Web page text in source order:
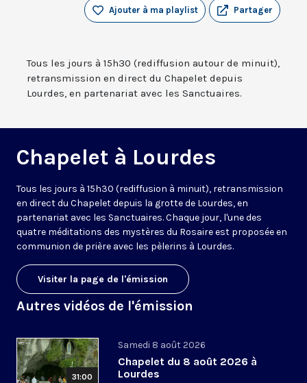
Partager
Ajouter à ma playlist
Tous les jours à 15h30 (rediffusion autour de minuit),
retransmission en direct du Chapelet depuis
Lourdes, en partenariat avec les Sanctuaires.
Chapelet à Lourdes
Tous les jours à 15h30 (rediffusion à minuit), retransmission
en direct du Chapelet depuis la grotte de Lourdes, en
partenariat avec les Sanctuaires. Chaque jour, l'une des
quatre méditations des mystères du Rosaire est proposée en
communion de prière avec les pèlerins à Lourdes.
Visiter la page de l'émission
Autres vidéos de l'émission
31:00
Samedi 8 août 2026
Chapelet du 8 août 2026 à
Lourdes